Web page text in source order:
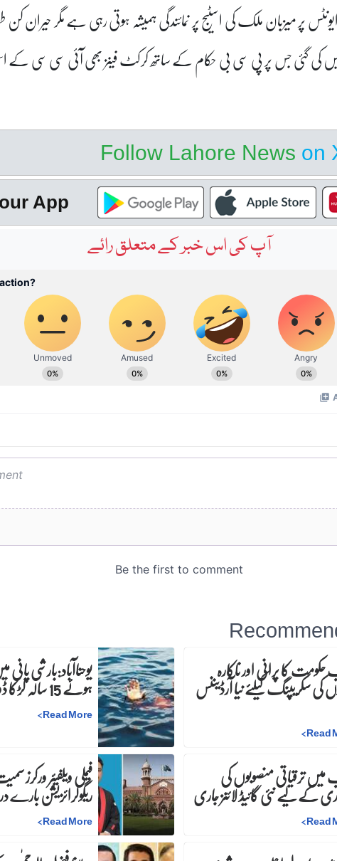
پر میزبان ملک کی اسٹیج پر نمائندگی ہمیشہ ہوتی رہی ہے مگر حیران
کی گئی جس پر پی سی بی حکام کے ساتھ کرکٹ فینز بھی آئی سی سی
Follow Lahore News on
App
آپ کی اس خبر کے متعلق رائے
حکومت کا پرانی اور ناکارہ
کی سکریپنگ کیلئے نیا آرڈیننس
Read
>
یوحناآباد:بارشی
ہوئے 15 سالہ لڑکا ڈوب کرجاں بحق
Read More
>
میں ترقیاتی منصوبوں کی
کے لیے نئی گائیڈ لائنز جاری
Read
>
فیملی ویلفیئر ورکرز
ریگولرائزیشن بارے
Read More
>